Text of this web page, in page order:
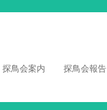
探鳥会案内 探鳥会報告